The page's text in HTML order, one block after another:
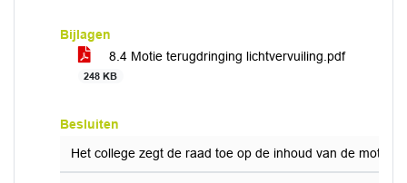
Bijlagen
8.4 Motie terugdringing lichtvervuiling.pdf
248 KB
Besluiten
Het college zegt de raad toe op de inhoud van de motie